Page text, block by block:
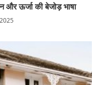
और ऊर्जा की बेजोड़ भाषा